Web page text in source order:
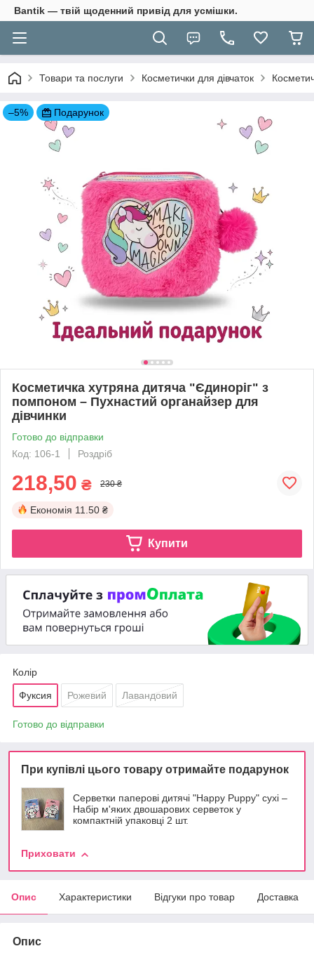
Bantik — твій щоденний привід для усмішки.
Товари та послуги Косметички для дівчаток
–5% Подарунок
Косметичка хутряна дитяча "Єдиноріг" з
помпоном – Пухнастий органайзер для
дівчинки
Готово до відправки
Код: 106-1
Роздріб
218,50 ₴ 230 ₴
Економія 11.50 ₴
Купити
Колір
Фуксия Рожевий Лавандовий
Готово до відправки
При купівлі цього товару отримайте подарунок
Серветки паперові дитячі "Happy Puppy" сухі –
Набір м'яких двошарових серветок у
компактній упаковці 2 шт.
Приховати
Опис Характеристики Відгуки про товар Доставка
Опис